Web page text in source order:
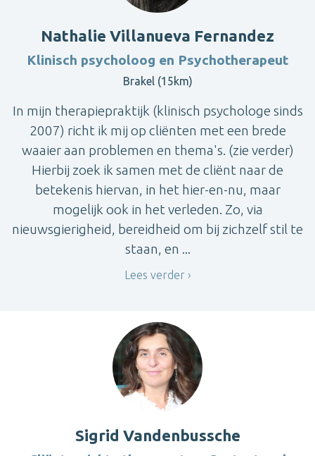
Nathalie Villanueva Fernandez
Klinisch psycholoog en Psychotherapeut
Brakel (15km)
In mijn therapiepraktijk (klinisch psychologe sinds
2007) richt ik mij op cliënten met een brede
waaier aan problemen en thema's. (zie verder)
Hierbij zoek ik samen met de cliënt naar de
betekenis hiervan, in het hier-en-nu, maar
mogelijk ook in het verleden. Zo, via
nieuwsgierigheid, bereidheid om bij zichzelf stil te
staan, en ...
Lees verder
Sigrid Vandenbussche